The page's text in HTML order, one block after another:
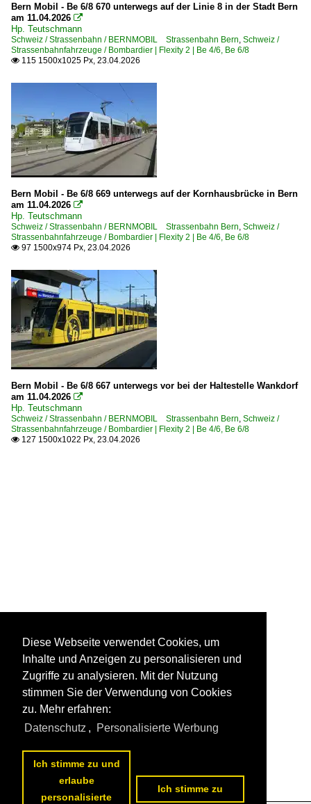
Bern Mobil - Be 6/8 670 unterwegs auf der Linie 8 in der Stadt Bern
am 11.04.2026 
Hp. Teutschmann
Schweiz / Strassenbahn / BERNMOBIL Strassenbahn Bern, Schweiz /
Strassenbahnfahrzeuge / Bombardier | Flexity 2 | Be 4/6, Be 6/8
 115 1500x1025 Px, 23.04.2026
Bern Mobil - Be 6/8 669 unterwegs auf der Kornhausbrücke in Bern
am 11.04.2026 
Hp. Teutschmann
Schweiz / Strassenbahn / BERNMOBIL Strassenbahn Bern, Schweiz /
Strassenbahnfahrzeuge / Bombardier | Flexity 2 | Be 4/6, Be 6/8
 97 1500x974 Px, 23.04.2026
Bern Mobil - Be 6/8 667 unterwegs vor bei der Haltestelle Wankdorf
am 11.04.2026 
Hp. Teutschmann
Schweiz / Strassenbahn / BERNMOBIL Strassenbahn Bern, Schweiz /
Strassenbahnfahrzeuge / Bombardier | Flexity 2 | Be 4/6, Be 6/8
 127 1500x1022 Px, 23.04.2026
Diese Webseite verwendet Cookies, um
Inhalte und Anzeigen zu personalisieren und
Zugriffe zu analysieren. Mit der Nutzung
stimmen Sie der Verwendung von Cookies
zu. Mehr erfahren:
Datenschutz , Personalisierte Werbung
Ich stimme zu und
erlaube
personalisierte
Ich stimme zu